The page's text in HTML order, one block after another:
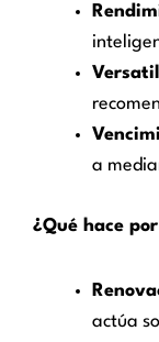
a
¿Qué hace
actúa